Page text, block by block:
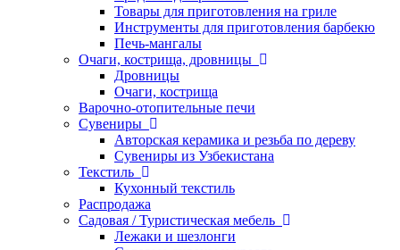
Товары для приготовления на гриле
Инструменты для приготовления барбекю
Печь-мангалы
Очаги, кострища, дровницы
Дровницы
Очаги, кострища
Варочно-отопительные печи
Сувениры
Авторская керамика и резьба по дереву
Сувениры из Узбекистана
Текстиль
Кухонный текстиль
Распродажа
Садовая / Туристическая мебель
Лежаки и шезлонги